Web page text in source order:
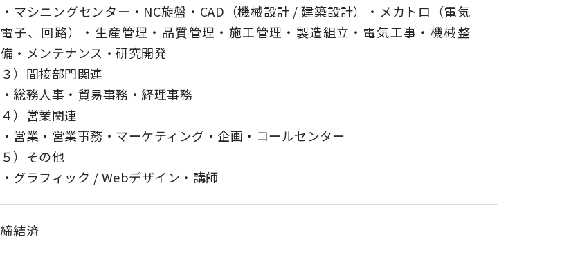
・マシニングセンター・NC旋盤・CAD（機械設計 / 建築設計）・メカトロ（電気
電子、回路）・生産管理・品質管理・施工管理・製造組立・電気工事・機械整
備・メンテナンス・研究開発
３）間接部門関連
・総務人事・貿易事務・経理事務
４）営業関連
・営業・営業事務・マーケティング・企画・コールセンター
５）その他
・グラフィック / Webデザイン・講師
締結済